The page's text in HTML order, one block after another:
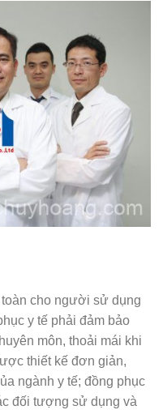
cho người sử dụng
y tế phải đảm bảo
môn, thoải mái khi
thiết kế đơn giản,
ngành y tế; đồng phục
đối tượng sử dụng và